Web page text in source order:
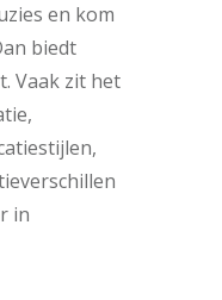
en kom
biedt
Vaak zit het
in